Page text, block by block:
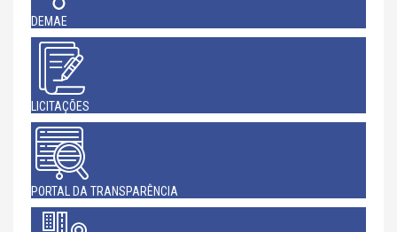
DEMAE
LICITAÇÕES
PORTAL DA TRANSPARÊNCIA